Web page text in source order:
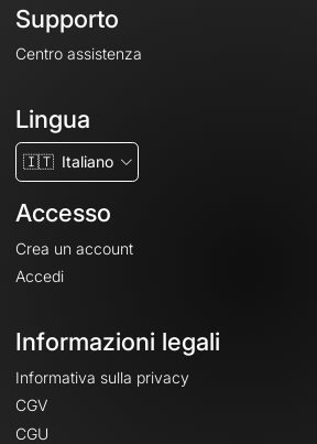
Supporto
Centro assistenza
Lingua
🇮🇹 Italiano
Accesso
Crea un account
Accedi
Informazioni legali
Informativa sulla privacy
CGV
CGU